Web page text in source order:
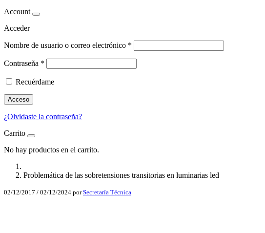
Account
Acceder
Nombre de usuario o correo electrónico *
Contraseña *
Recuérdame
Acceso
¿Olvidaste la contraseña?
Carrito
No hay productos en el carrito.
Problemática de las sobretensiones transitorias en luminarias led
02/12/2017 / 02/12/2024 porSecretaría Técnica